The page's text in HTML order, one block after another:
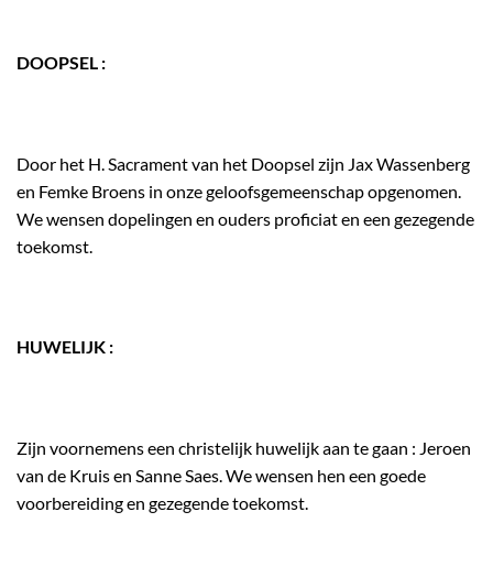
DOOPSEL :
Door het H. Sacrament van het Doopsel zijn Jax Wassenberg
en Femke Broens in onze geloofsgemeenschap opgenomen.
We wensen dopelingen en ouders proficiat en een gezegende
toekomst.
HUWELIJK :
Zijn voornemens een christelijk huwelijk aan te gaan : Jeroen
van de Kruis en Sanne Saes. We wensen hen een goede
voorbereiding en gezegende toekomst.